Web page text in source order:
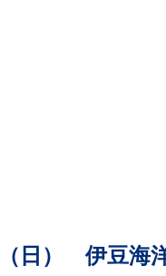
日） 伊豆海